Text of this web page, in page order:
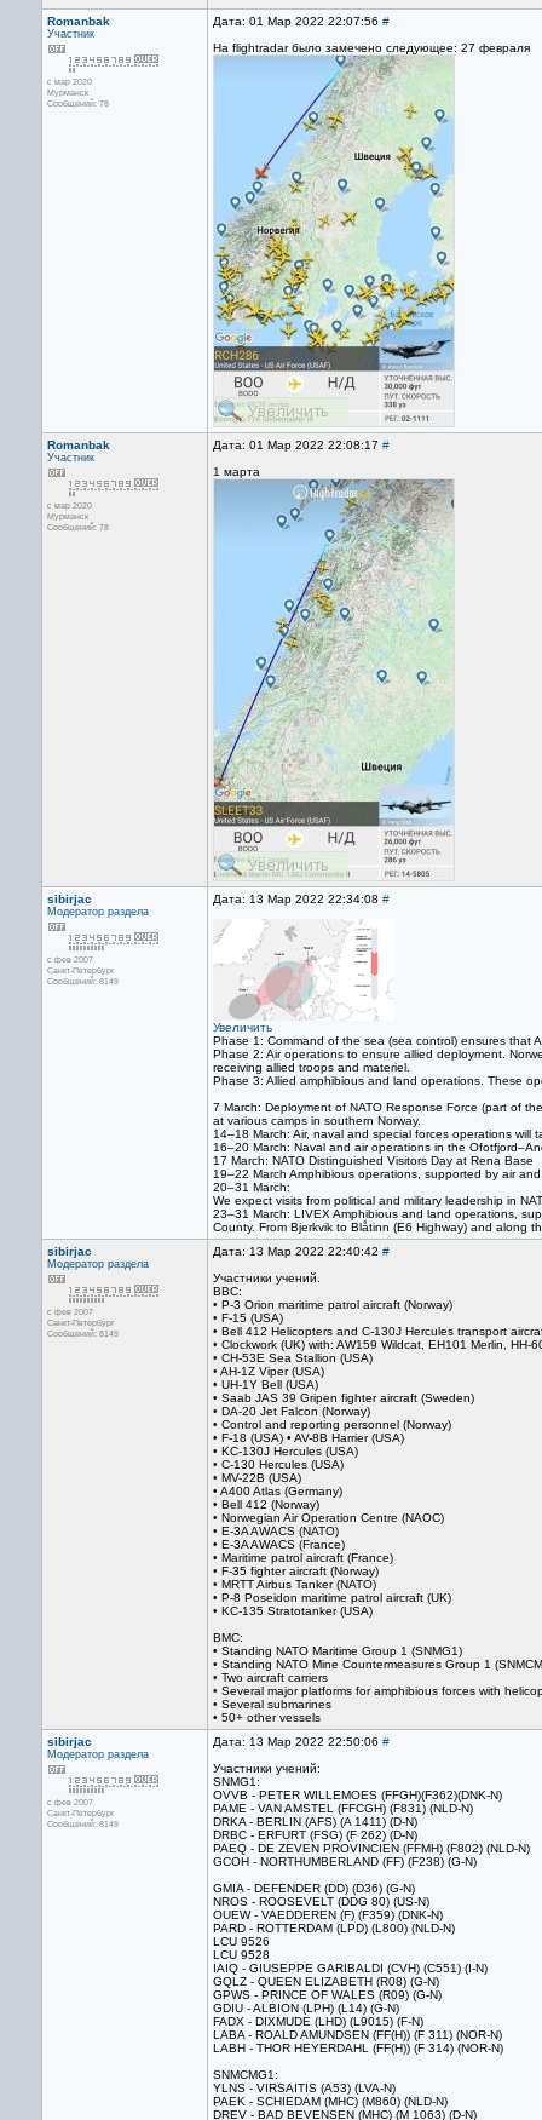
Romanbak
Участник
с мар 2020
Мурманск
Сообщений: 78
Дата: 01 Мар 2022 22:07:56 #
На flightradar было замечено следующее: 27 февраля
Romanbak
Участник
с мар 2020
Мурманск
Сообщений: 78
Дата: 01 Мар 2022 22:08:17 #
1 марта
sibirjac
Модератор раздела
с фев 2007
Санкт-Петербург
Сообщений: 8149
Дата: 13 Мар 2022 22:34:08 #
Увеличить
Phase 1: Command of the sea (sea control) ensures that
Phase 2: Air operations to ensure allied deployment.
receiving allied troops and materiel.
Phase 3: Allied amphibious and land operations. These
7 March: Deployment of NATO Response Force (part of
at various camps in southern Norway.
14–18 March: Air, naval and special forces operations will
16–20 March: Naval and air operations in the
17 March: NATO Distinguished Visitors Day at Rena Base
19–22 March Amphibious operations, supported by air
20–31 March:
We expect visits from political and military leadership in
23–31 March: LIVEX Amphibious and land operations,
County. From Bjerkvik to Blåtinn (E6 Highway) and along
sibirjac
Модератор раздела
с фев 2007
Санкт-Петербург
Сообщений: 8149
Дата: 13 Мар 2022 22:40:42 #
Участники учений.
ВВС:
• P-3 Orion maritime patrol aircraft (Norway)
• F-15 (USA)
• Bell 412 Helicopters and C-130J Hercules transport
• Clockwork (UK) with: AW159 Wildcat, EH101 Merlin, HH-
• CH-53E Sea Stallion (USA)
• AH-1Z Viper (USA)
• UH-1Y Bell (USA)
• Saab JAS 39 Gripen fighter aircraft (Sweden)
• DA-20 Jet Falcon (Norway)
• Control and reporting personnel (Norway)
• F-18 (USA) • AV-8B Harrier (USA)
• KC-130J Hercules (USA)
• C-130 Hercules (USA)
• MV-22B (USA)
• A400 Atlas (Germany)
• Bell 412 (Norway)
• Norwegian Air Operation Centre (NAOC)
• E-3A AWACS (NATO)
• E-3A AWACS (France)
• Maritime patrol aircraft (France)
• F-35 fighter aircraft (Norway)
• MRTT Airbus Tanker (NATO)
• P-8 Poseidon maritime patrol aircraft (UK)
• KC-135 Stratotanker (USA)
ВМС:
• Standing NATO Maritime Group 1 (SNMG1)
• Standing NATO Mine Countermeasures Group 1
• Two aircraft carriers
• Several major platforms for amphibious forces with
• Several submarines
• 50+ other vessels
sibirjac
Модератор раздела
с фев 2007
Санкт-Петербург
Сообщений: 8149
Дата: 13 Мар 2022 22:50:06 #
Участники учений:
SNMG1:
OVVB - PETER WILLEMOES (FFGH)(F362)(DNK-N)
PAME - VAN AMSTEL (FFCGH) (F831) (NLD-N)
DRKA - BERLIN (AFS) (A 1411) (D-N)
DRBC - ERFURT (FSG) (F 262) (D-N)
PAEQ - DE ZEVEN PROVINCIEN (FFMH) (F802) (NLD-N)
GCOH - NORTHUMBERLAND (FF) (F238) (G-N)
GMIA - DEFENDER (DD) (D36) (G-N)
NROS - ROOSEVELT (DDG 80) (US-N)
OUEW - VAEDDEREN (F) (F359) (DNK-N)
PARD - ROTTERDAM (LPD) (L800) (NLD-N)
LCU 9526
LCU 9528
IAIQ - GIUSEPPE GARIBALDI (CVH) (C551) (I-N)
GQLZ - QUEEN ELIZABETH (R08) (G-N)
GPWS - PRINCE OF WALES (R09) (G-N)
GDIU - ALBION (LPH) (L14) (G-N)
FADX - DIXMUDE (LHD) (L9015) (F-N)
LABA - ROALD AMUNDSEN (FF(H)) (F 311) (NOR-N)
LABH - THOR HEYERDAHL (FF(H)) (F 314) (NOR-N)
SNMCMG1:
YLNS - VIRSAITIS (A53) (LVA-N)
PAEK - SCHIEDAM (MHC) (M860) (NLD-N)
DREV - BAD BEVENSEN (MHC) (M 1063) (D-N)